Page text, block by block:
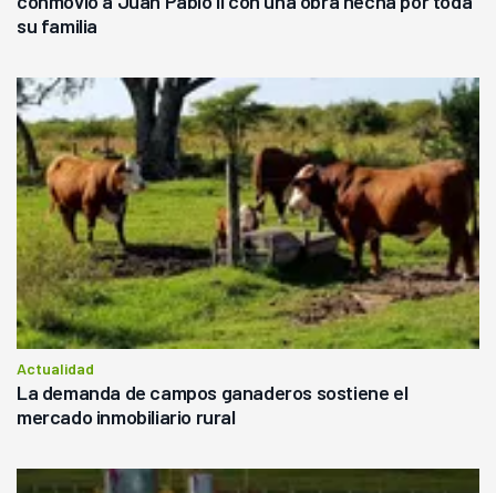
su familia
Actualidad
La demanda de campos ganaderos sostiene el
mercado inmobiliario rural